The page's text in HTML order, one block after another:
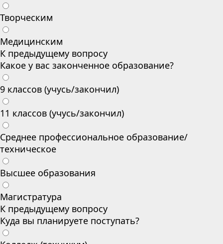
Творческим
Медицинским
К предыдущему вопросу
Какое у вас законченное образование?
9 классов (учусь/закончил)
11 классов (учусь/закончил)
Среднее профессиональное образование/
техническое
Высшее образования
Магистратура
К предыдущему вопросу
Куда вы планируете поступать?